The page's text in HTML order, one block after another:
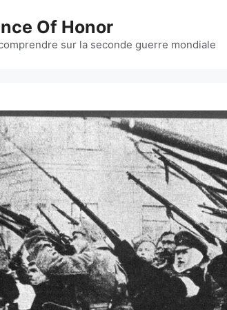
Of Honor
sur la seconde guerre mondiale